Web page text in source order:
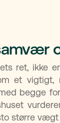
ret, ikke
et vigtigt,
begge
større